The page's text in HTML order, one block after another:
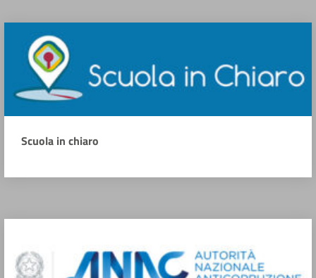
Scuola in chiaro